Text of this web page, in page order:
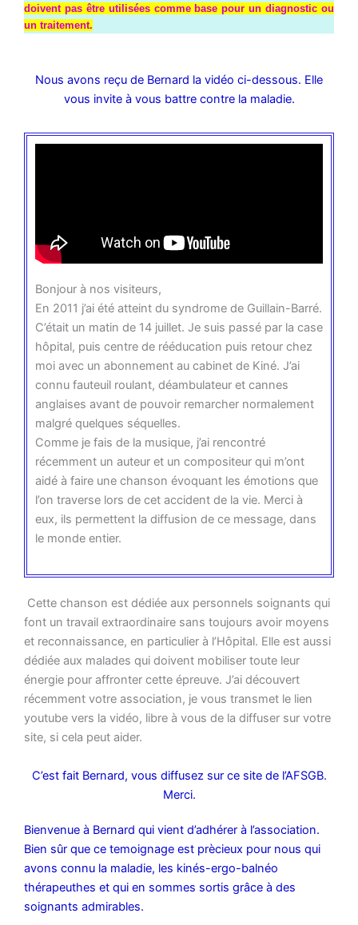
doivent pas être utilisées comme base pour un diagnostic ou
un traitement.
Nous avons reçu de Bernard la vidéo ci-dessous. Elle
vous invite à vous battre contre la maladie.
Bonjour à nos visiteurs,
En 2011 j’ai été atteint du syndrome de Guillain-Barré.
C’était un matin de 14 juillet. Je suis passé par la case
hôpital, puis centre de rééducation puis retour chez
moi avec un abonnement au cabinet de Kiné. J’ai
connu fauteuil roulant, déambulateur et cannes
anglaises avant de pouvoir remarcher normalement
malgré quelques séquelles.
Comme je fais de la musique, j’ai rencontré
récemment un auteur et un compositeur qui m’ont
aidé à faire une chanson évoquant les émotions que
l’on traverse lors de cet accident de la vie. Merci à
eux, ils permettent la diffusion de ce message, dans
le monde entier.
Cette chanson est dédiée aux personnels soignants qui
font un travail extraordinaire sans toujours avoir moyens
et reconnaissance, en particulier à l’Hôpital. Elle est aussi
dédiée aux malades qui doivent mobiliser toute leur
énergie pour affronter cette épreuve. J’ai découvert
récemment votre association, je vous transmet le lien
youtube vers la vidéo, libre à vous de la diffuser sur votre
site, si cela peut aider.
C’est fait Bernard, vous diffusez sur ce site de l’AFSGB.
Merci.
Bienvenue à Bernard qui vient d’adhérer à l’association.
Bien sûr que ce temoignage est prècieux pour nous qui
avons connu la maladie, les kinés-ergo-balnéo
thérapeuthes et qui en sommes sortis grâce à des
soignants admirables.